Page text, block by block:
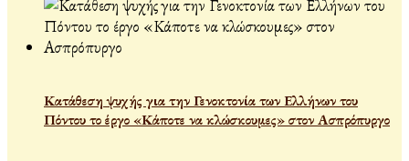
Κατάθεση ψυχής για την Γενοκτονία των Ελλήνων του
Πόντου το έργο «Κάποτε να κλώσκουμες» στον Ασπρόπυργο